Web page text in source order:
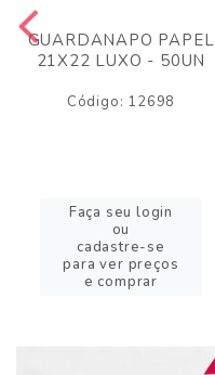
GUARDANAPO PAPEL
21X22 LUXO - 50UN
Código: 12698
Faça seu login
ou
cadastre-se
para ver preços
e comprar